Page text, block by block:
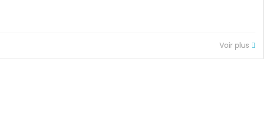
Voir plus